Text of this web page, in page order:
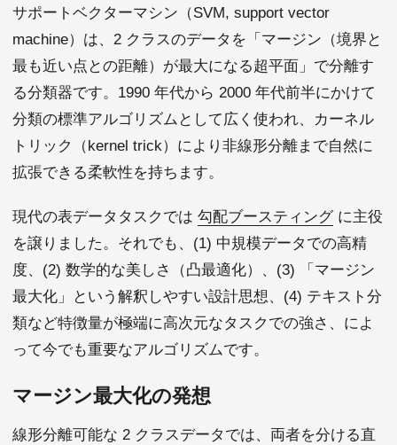
サポートベクターマシン（SVM, support vector
machine）は、2 クラスのデータを「マージン（境界と
最も近い点との距離）が最大になる超平面」で分離す
る分類器です。1990 年代から 2000 年代前半にかけて
分類の標準アルゴリズムとして広く使われ、カーネル
トリック（kernel trick）により非線形分離まで自然に
拡張できる柔軟性を持ちます。
現代の表データタスクでは 勾配ブースティングに主役
を譲りました。それでも、(1) 中規模データでの高精
度、(2) 数学的な美しさ（凸最適化）、(3) 「マージン
最大化」という解釈しやすい設計思想、(4) テキスト分
類など特徴量が極端に高次元なタスクでの強さ、によ
って今でも重要なアルゴリズムです。
マージン最大化の発想
線形分離可能な 2 クラスデータでは、両者を分ける直